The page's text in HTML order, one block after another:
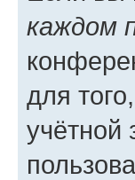
каждом
для
учётной